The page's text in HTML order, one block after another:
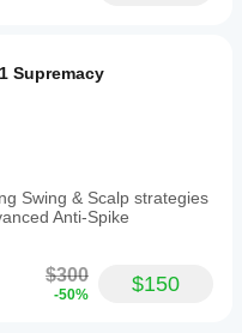
Supremacy
Swing & Scalp strategies
Anti-Spike
$300
-50% $150